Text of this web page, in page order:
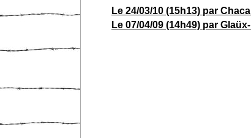
Le 24/03/10 (15h13) par Chacal
Le 07/04/09 (14h49) par